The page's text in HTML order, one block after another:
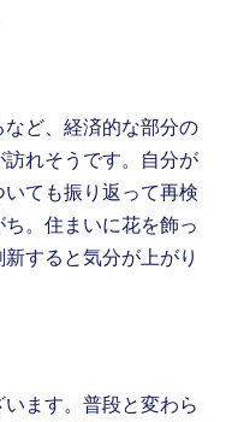
ど、経済的な部分の
れそうです。自分が
ても振り返って再検
。住まいに花を飾っ
すると気分が上がり
ます。普段と変わら